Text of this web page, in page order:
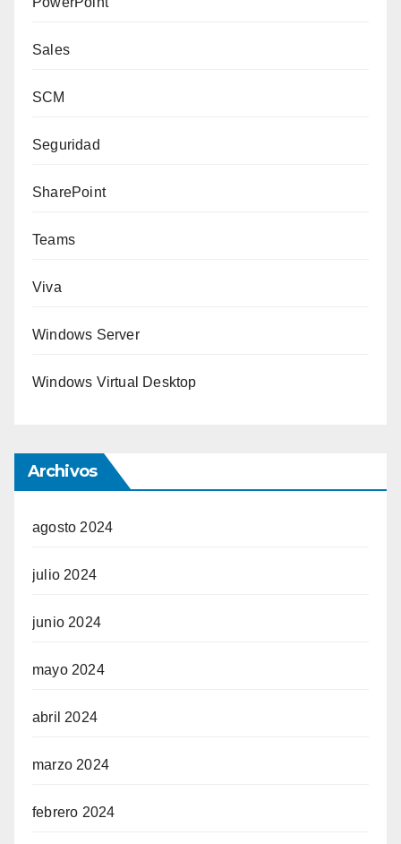
Sales
SCM
Seguridad
SharePoint
Teams
Viva
Windows Server
Windows Virtual Desktop
Archivos
agosto 2024
julio 2024
junio 2024
mayo 2024
abril 2024
marzo 2024
febrero 2024